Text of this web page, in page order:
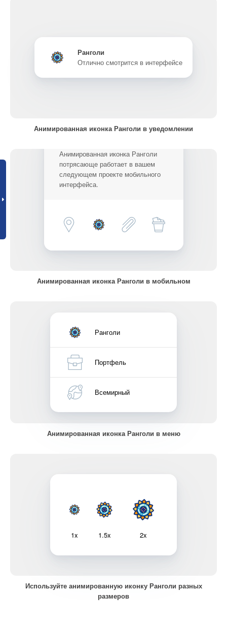
Ранголи
Отлично смотрится в интерфейсе
Анимированная иконка Ранголи в уведомлении
Анимированная иконка Ранголи
потрясающе работает в вашем
следующем проекте мобильного
интерфейса.
Анимированная иконка Ранголи в мобильном
Ранголи
Портфель
Всемирный
Анимированная иконка Ранголи в меню
1x 1.5x 2x
Используйте анимированную иконку Ранголи разных
размеров